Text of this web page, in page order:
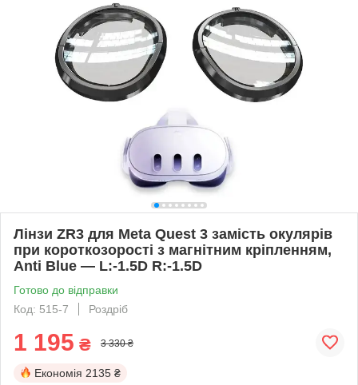
Лінзи ZR3 для Meta Quest 3 замість окулярів
при короткозорості з магнітним кріпленням,
Anti Blue — L:-1.5D R:-1.5D
Готово до відправки
Код: 515-7
Роздріб
1 195 ₴ 3 330 ₴
Економія 2135 ₴